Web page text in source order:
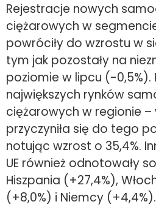
Rejestracje nowych
ciężarowych w segmencie
powróciły do wzrostu w
tym jak pozostały na
poziomie w lipcu (-0,5%).
największych rynków
ciężarowych w regionie –
przyczyniła się do tego
notując wzrost o 35,4%.
UE również odnotowały
Hiszpania (+27,4%),
(+8,0%) i Niemcy (+4,4%).